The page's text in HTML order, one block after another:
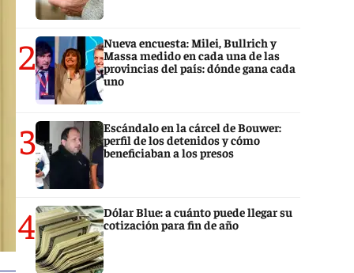
2
Nueva encuesta: Milei, Bullrich y
Massa medido en cada una de las
provincias del país: dónde gana cada
uno
3
Escándalo en la cárcel de Bouwer:
perfil de los detenidos y cómo
beneficiaban a los presos
4
Dólar Blue: a cuánto puede llegar su
cotización para fin de año